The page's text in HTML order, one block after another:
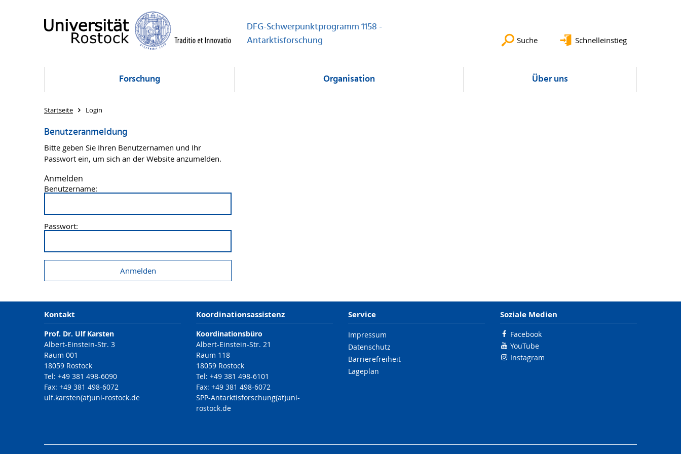
DFG-Schwerpunktprogramm 1158 -
Antarktisforschung
Suche Schnelleinstieg
Forschung Organisation Über uns
Startseite Login
Benutzeranmeldung
Bitte geben Sie Ihren Benutzernamen und Ihr
Passwort ein, um sich an der Website anzumelden.
Anmelden
Benutzername:
Passwort:
Kontakt
Prof. Dr. Ulf Karsten
Albert-Einstein-Str. 3
Raum 001
18059 Rostock
Tel: +49 381 498-6090
Fax: +49 381 498-6072
ulf.karsten(at)uni-rostock.de
Koordinationsassistenz
Koordinationsbüro
Albert-Einstein-Str. 21
Raum 118
18059 Rostock
Tel: +49 381 498-6101
Fax: +49 381 498-6072
SPP-Antarktisforschung(at)uni-
rostock.de
Service
Impressum
Datenschutz
Barrierefreiheit
Lageplan
Soziale Medien
Facebook
YouTube
Instagram